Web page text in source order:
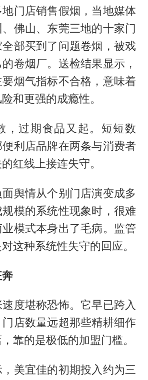
门店销售假烟，当地媒体
佛山、东莞三地的十家门
部买到了问题卷烟，被戏
卷烟厂。送检结果显示，
烟气指标不合格，意味着
和更强的成瘾性。
，过期食品又起。短短数
便利店品牌在两条与消费者
红线上接连失守。
舆情从个别门店演变成多
模的系统性现象时，很难
模式本身出了毛病。监管
这种系统性失守的回应。
度堪称恐怖。它早已跨入
店数量远超那些精耕细作
靠的是极低的加盟门槛。
美宜佳的初期投入约为三